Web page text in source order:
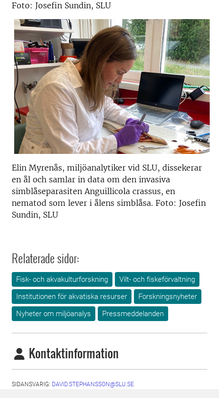
Foto: Josefin Sundin, SLU
Elin Myrenås, miljöanalytiker vid SLU, dissekerar
en ål och samlar in data om den invasiva
simblåseparasiten Anguillicola crassus, en
nematod som lever i ålens simblåsa. Foto: Josefin
Sundin, SLU
Relaterade sidor:
Fisk- och akvakulturforskning
Vilt- och fiskeförvaltning
Institutionen för akvatiska resurser
Forskningsnyheter
Nyheter om miljöanalys
Pressmeddelanden
Kontaktinformation
SIDANSVARIG: DAVID.STEPHANSSON@SLU.SE